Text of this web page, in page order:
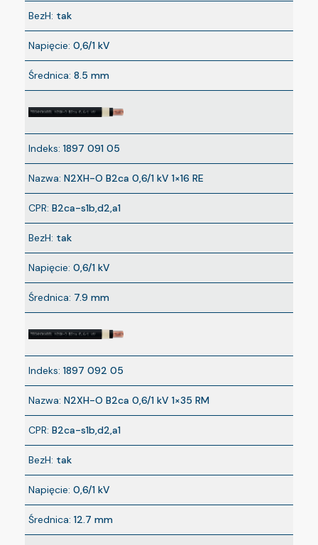
BezH: tak
Napięcie: 0,6/1 kV
Średnica: 8.5 mm
Indeks: 1897 091 05
Nazwa: N2XH-O B2ca 0,6/1 kV 1×16 RE
CPR: B2ca-s1b,d2,a1
BezH: tak
Napięcie: 0,6/1 kV
Średnica: 7.9 mm
Indeks: 1897 092 05
Nazwa: N2XH-O B2ca 0,6/1 kV 1×35 RM
CPR: B2ca-s1b,d2,a1
BezH: tak
Napięcie: 0,6/1 kV
Średnica: 12.7 mm